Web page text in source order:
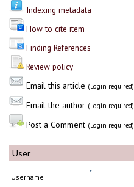
Indexing metadata
How to cite item
Finding References
Review policy
Email this article (Login required)
Email the author (Login required)
Post a Comment (Login required)
User
Username